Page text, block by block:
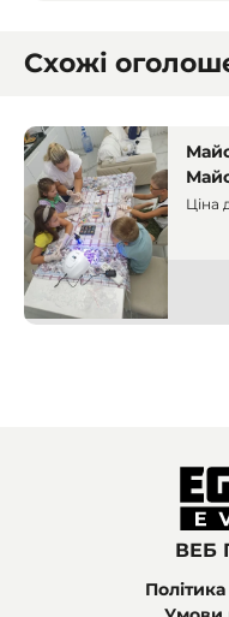
Схожі
Ціна
Майстер-класи
Харків
ВЕБ